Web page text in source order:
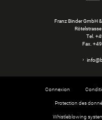
Franz Binder GmbH
Tel.
Fax.
Connexion
Protection des
Whistleblowing